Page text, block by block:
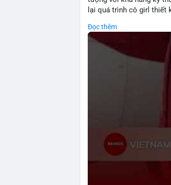
lại quá trình cô girl thiết
còn thể hiện tiềm năng
tiếp đến tài chính hoặc
hoặc ứng dụng trong
🎥 Xem video trực tiếp tại:
Đọc thêm